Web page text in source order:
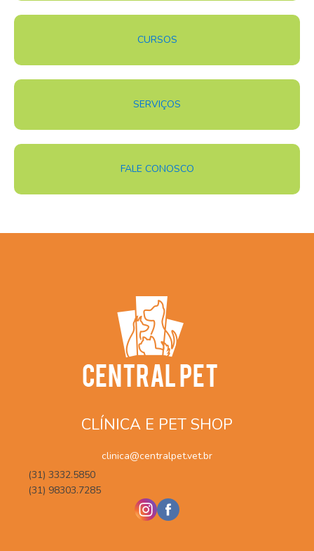
CURSOS
SERVIÇOS
FALE CONOSCO
CLÍNICA E PET SHOP
clinica@centralpet.vet.br
(31) 3332.5850
(31) 98303.7285